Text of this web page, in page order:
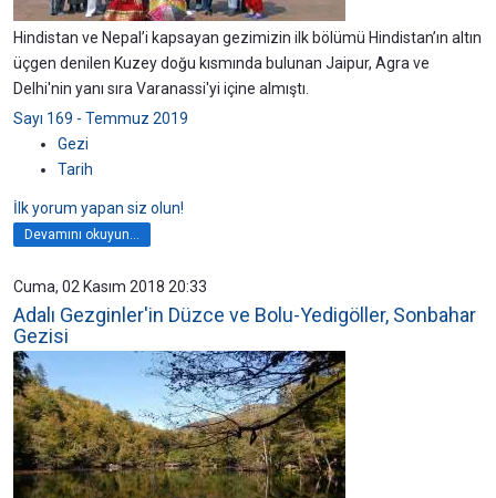
Hindistan ve Nepal’i kapsayan gezimizin ilk bölümü Hindistan’ın altın
üçgen denilen Kuzey doğu kısmında bulunan Jaipur, Agra ve
Delhi'nin yanı sıra Varanassi'yi içine almıştı.
Sayı 169 - Temmuz 2019
Gezi
Tarih
İlk yorum yapan siz olun!
Devamını okuyun...
Cuma, 02 Kasım 2018 20:33
Adalı Gezginler'in Düzce ve Bolu-Yedigöller, Sonbahar
Gezisi